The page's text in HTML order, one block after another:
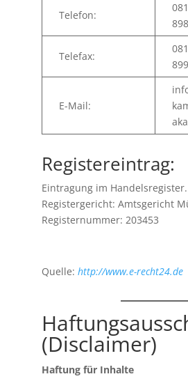
Telefon:
898
Telefax:
899
E-Mail:
Registereintrag:
Eintragung im Handelsregister.
Registergericht: Amtsgericht
Registernummer: 203453
Quelle: http://www.e-recht24.de
(Disclaimer)
Haftung für Inhalte